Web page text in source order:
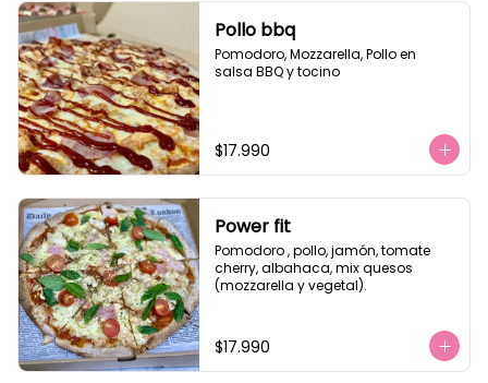
Pollo bbq
Pomodoro, Mozzarella, Pollo en
salsa BBQ y tocino
$17.990
Power fit
Pomodoro , pollo, jamón, tomate
cherry, albahaca, mix quesos
(mozzarella y vegetal).
$17.990